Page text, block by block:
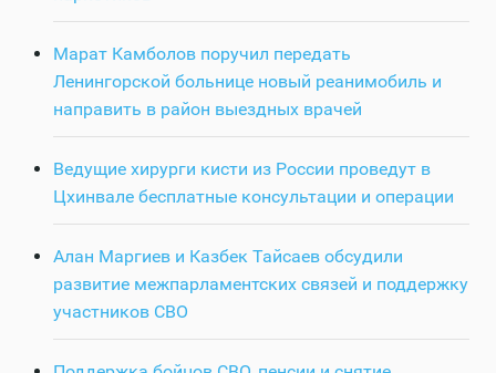
Марат Камболов поручил передать
Ленингорской больнице новый реанимобиль и
направить в район выездных врачей
Ведущие хирурги кисти из России проведут в
Цхинвале бесплатные консультации и операции
Алан Маргиев и Казбек Тайсаев обсудили
развитие межпарламентских связей и поддержку
участников СВО